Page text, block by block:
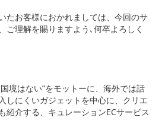
たお客様におかれましては、今回のサ
ご理解を賜りますよう､何卒よろしく
境はない”をモットーに、海外では話
しにくいガジェットを中心に、クリエ
紹介する、キュレーションECサービス